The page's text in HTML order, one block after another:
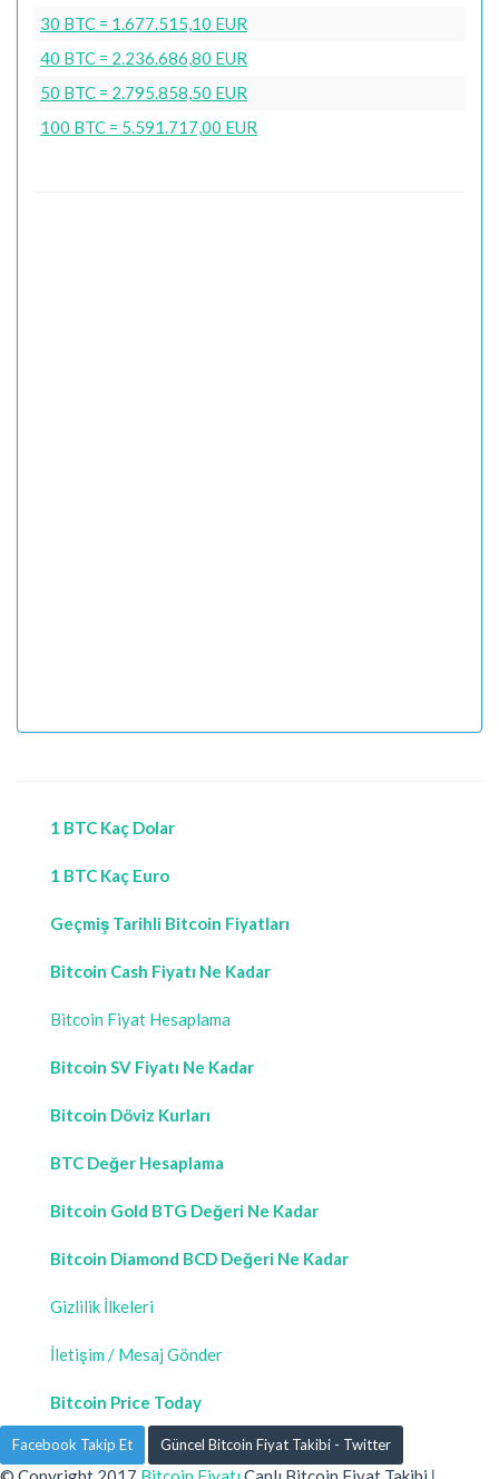
30 BTC = 1.677.515,10 EUR
40 BTC = 2.236.686,80 EUR
50 BTC = 2.795.858,50 EUR
100 BTC = 5.591.717,00 EUR
1 BTC Kaç Dolar
1 BTC Kaç Euro
Geçmiş Tarihli Bitcoin Fiyatları
Bitcoin Cash Fiyatı Ne Kadar
Bitcoin Fiyat Hesaplama
Bitcoin SV Fiyatı Ne Kadar
Bitcoin Döviz Kurları
BTC Değer Hesaplama
Bitcoin Gold BTG Değeri Ne Kadar
Bitcoin Diamond BCD Değeri Ne Kadar
Gizlilik İlkeleri
İletişim / Mesaj Gönder
Bitcoin Price Today
Facebook Takip Et Güncel Bitcoin Fiyat Takibi - Twitter